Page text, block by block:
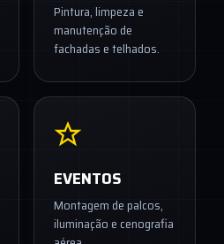
Pintura, limpeza e
manutenção de
fachadas e telhados.
EVENTOS
Montagem de palcos,
iluminação e cenografia